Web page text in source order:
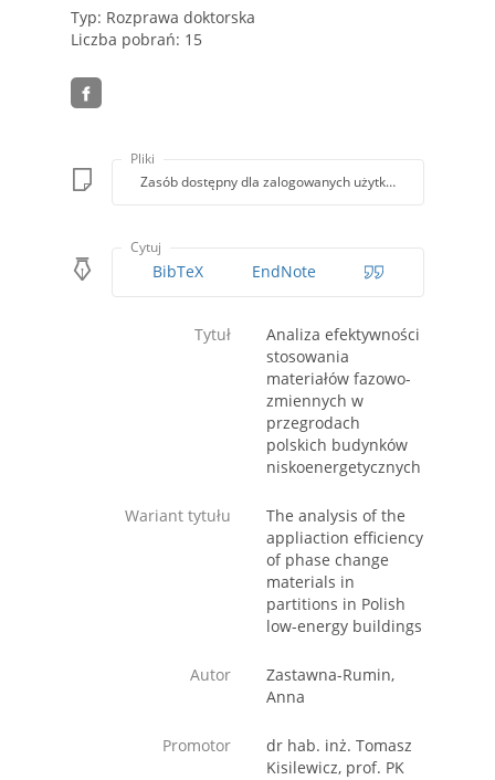
Typ: Rozprawa doktorska
Liczba pobrań: 15
Pliki
Zasób dostępny dla zalogowanych użytkowników lub z
Cytuj
BibTeX EndNote
Tytuł
Analiza efektywności
stosowania
materiałów fazowo-
zmiennych w
przegrodach
polskich budynków
niskoenergetycznych
Wariant tytułu
The analysis of the
appliaction efficiency
of phase change
materials in
partitions in Polish
low-energy buildings
Autor
Zastawna-Rumin,
Anna
Promotor
dr hab. inż. Tomasz
Kisilewicz, prof. PK